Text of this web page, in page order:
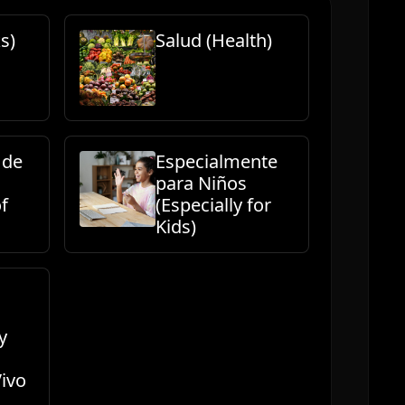
Salud (Health)
Especialmente
para Niños
(Especially for
Kids)